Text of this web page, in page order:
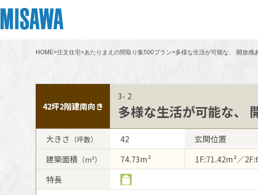
[注文住宅]
商品ラインアップ
デザイン
テクノロジー（住まいの性能）
建築事例・建築実例
個人のお客さま
賃貸住宅
賃貸併用住宅
店舗・各種施設
土地活用モデルルーム見学
戸建て・マンション
ミサワリフォームとは
リフォームの流れ
リフォームメニュー
リフォーム事例
複合開発・投資開発
複合開発事業（ASMACI-アスマチ-）
再開発・官民連携事業
分譲マンション開発事業
収益不動産・投資開発事業
サポートメニュー
住まいるりんぐ（ロングサポート）
保証制度
アフターメンテナンス
ミサワリフォーム
企業・IR
ニュース
MISAWAについて
ミサワホームグループ
IR情報
HOME>注文住宅>あたりまえの間取り集500プラン>多様な生活が可能な、 開放感
42坪2階建南向き
3- 2
多様な生活が可能な、
大きさ （坪数） 42 玄関位置
建築面積 （m²） 74.73m²
1F:71.42m²／
特長